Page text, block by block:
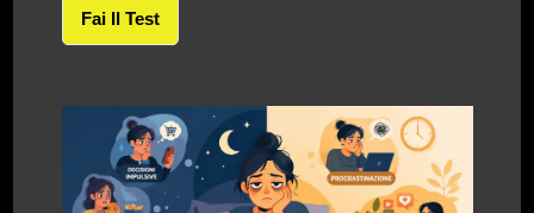
Fai Il Test